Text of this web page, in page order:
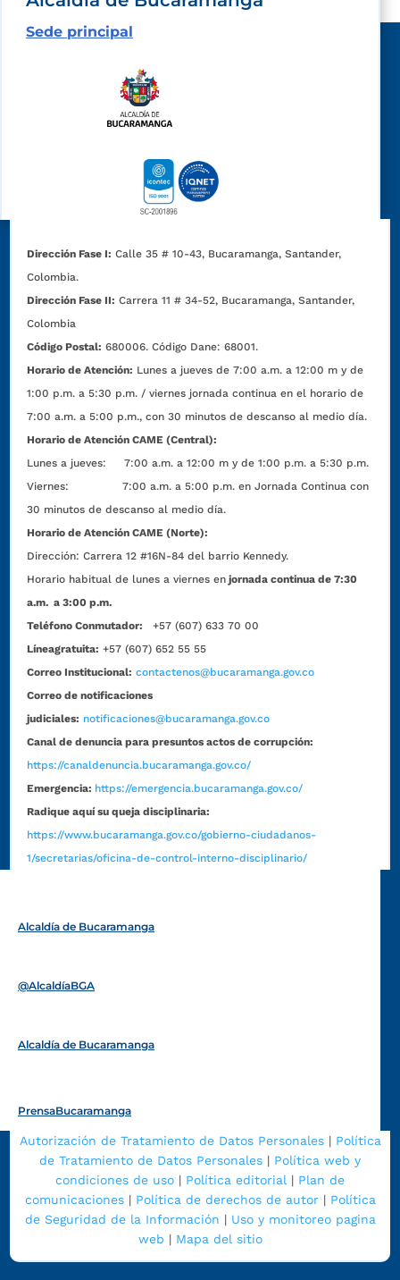
Sede principal
Dirección Fase I: Calle 35 # 10-43, Bucaramanga, Santander,
Colombia.
Dirección Fase II: Carrera 11 # 34-52, Bucaramanga, Santander,
Colombia
Código Postal: 680006. Código Dane: 68001.
Horario de Atención: Lunes a jueves de 7:00 a.m. a 12:00 m y de
1:00 p.m. a 5:30 p.m. / viernes jornada continua en el horario de
7:00 a.m. a 5:00 p.m., con 30 minutos de descanso al medio día.
Horario de Atención CAME (Central):
Lunes a jueves: 7:00 a.m. a 12:00 m y de 1:00 p.m. a 5:30 p.m.
Viernes: 7:00 a.m. a 5:00 p.m. en Jornada Continua con
30 minutos de descanso al medio día.
Horario de Atención CAME (Norte):
Dirección:Carrera 12 #16N-84 del barrio Kennedy.
Horario habitual de lunes a viernes en jornada continua de 7:30
a.m. a 3:00 p.m.
Teléfono Conmutador:
+57 (607) 633 70 00
Líneagratuita: +57 (607) 652 55 55
Correo Institucional: contactenos@bucaramanga.gov.co
Correo de notificaciones
judiciales: notificaciones@bucaramanga.gov.co
Canal de denuncia para presuntos actos de corrupción:
https://canaldenuncia.bucaramanga.gov.co/
Emergencia: https://emergencia.bucaramanga.gov.co/
Radique aquí su queja disciplinaria:
https://www.bucaramanga.gov.co/gobierno-ciudadanos-
1/secretarias/oficina-de-control-interno-disciplinario/
Alcaldía de Bucaramanga
@AlcaldíaBGA
Alcaldía de Bucaramanga
PrensaBucaramanga
Autorización de Tratamiento de Datos Personales| Política
de Tratamiento de Datos Personales | Política web y
condiciones de uso | Política editorial | Plan de
comunicaciones| Política de derechos de autor| Política
de Seguridad de la Información | Uso y monitoreo pagina
web | Mapa del sitio